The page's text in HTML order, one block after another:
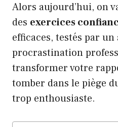
Alors aujourd’hui, on
des exercices
efficaces, testés par
procrastination
transformer votre
tomber dans le piège
trop enthousiaste.